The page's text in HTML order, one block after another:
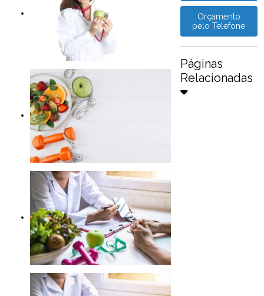
Orçamento
pelo Telefone
Páginas
Relacionadas